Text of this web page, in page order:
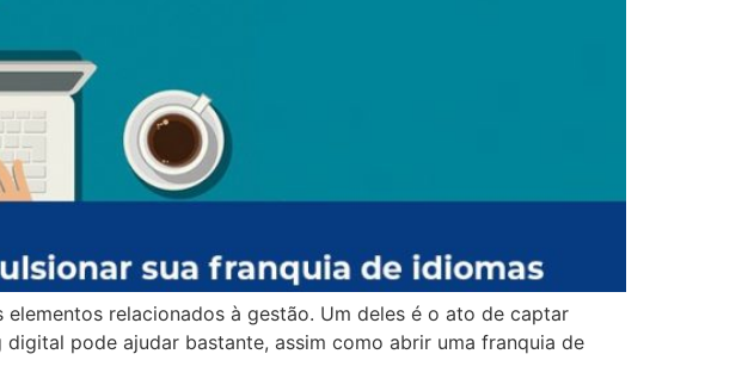
relacionados à gestão. Um deles é o ato de captar
pode ajudar bastante, assim como abrir uma franquia de